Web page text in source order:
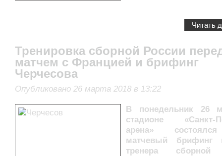
Читать
Тренировка сборной России
матчем с Францией и брифинг
Черчесова
Опубликовано 26 марта 2018 в 13:22
В понедельник 26
стадионе «Санкт-
арена»
матчевый брифинг
тренера сборной